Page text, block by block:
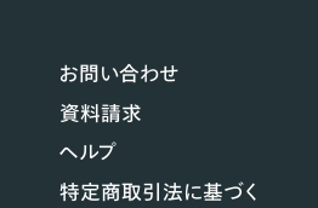
お問い合わせ
資料請求
ヘルプ
特定商取引法に基づく